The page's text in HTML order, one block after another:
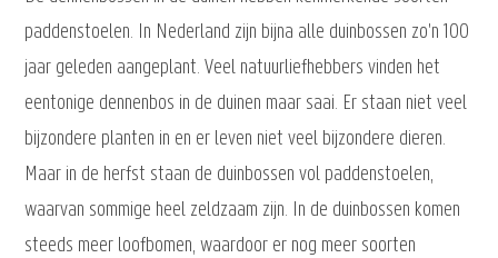
paddenstoelen. In Nederland zijn bijna alle duinbossen zo'n 100
jaar geleden aangeplant. Veel natuurliefhebbers vinden het
eentonige dennenbos in de duinen maar saai. Er staan niet veel
bijzondere planten in en er leven niet veel bijzondere dieren.
Maar in de herfst staan de duinbossen vol paddenstoelen,
waarvan sommige heel zeldzaam zijn. In de duinbossen komen
steeds meer loofbomen, waardoor er nog meer soorten